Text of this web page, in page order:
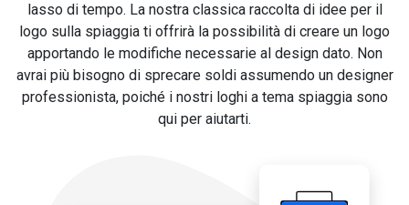
lasso di tempo. La nostra classica raccolta di idee per il
logo sulla spiaggia ti offrirà la possibilità di creare un logo
apportando le modifiche necessarie al design dato. Non
avrai più bisogno di sprecare soldi assumendo un designer
professionista, poiché i nostri loghi a tema spiaggia sono
qui per aiutarti.